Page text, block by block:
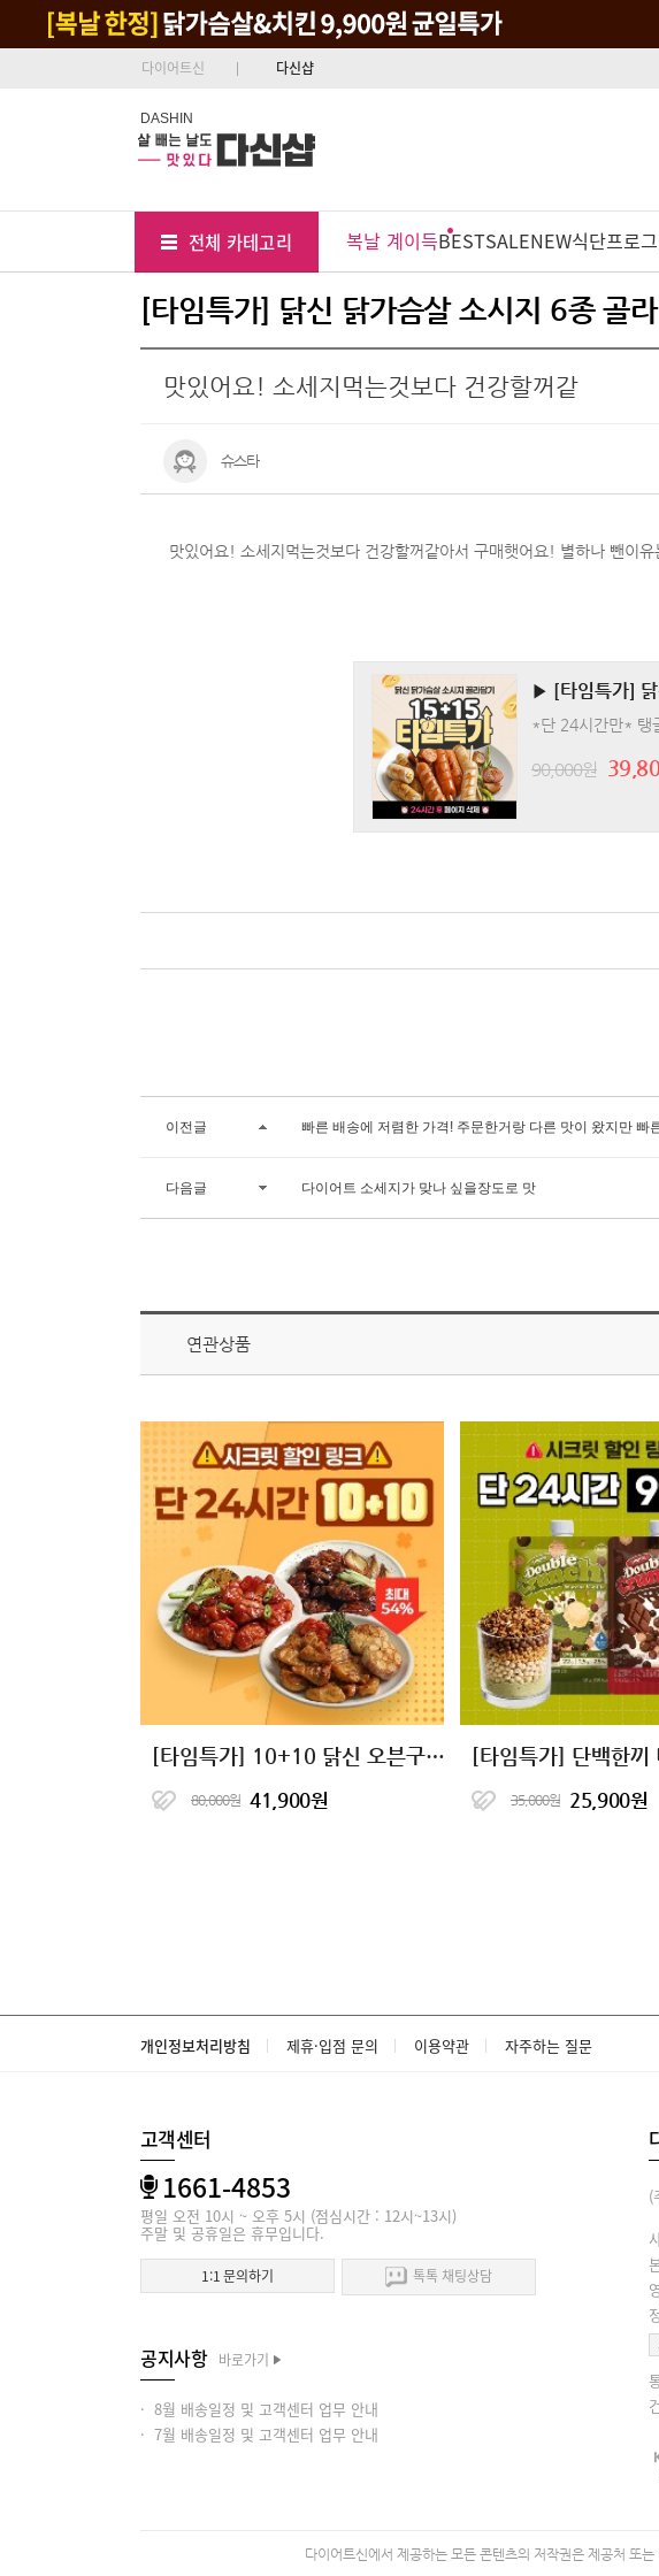
다이어트신 다신샵
DASHIN
전체 카테고리 복날 계이득BESTSALENEW식단프로
[타임특가] 닭신 닭가슴살 소시지 6종 골
맛있어요! 소세지먹는것보다 건강할꺼같
슈스타
맛있어요! 소세지먹는것보다 건강할꺼같아서 구매햇어요! 별하나 뺀이
▶ [타임특가]
*단 24시간만* 탱
90,000원
이전글 빠른 배송에 저렴한 가격! 주문한거랑 다른 맛이 왔지만 빠
다음글 다이어트 소세지가 맞나 싶을장도로 맛
연관상품
[타임특가] 10+10 닭신 오븐구이 닭안심살&닭가슴살 16종 골라담기
80,000원 41,900원 35,000원 25,900원
개인정보처리방침 제휴·입점 문의 이용약관 자주하는 질문
고객센터
1661-4853
평일 오전 10시 ~ 오후 5시 (점심시간 : 12시~13시)
주말 및 공휴일은 휴무입니다.
1:1 문의하기 톡톡 채팅상담
공지사항 바로가기
· 8월 배송일정 및 고객센터 업무 안내
· 7월 배송일정 및 고객센터 업무 안내
(
다이어트신에서 제공하는 모든 콘텐츠의 저작권은 제공처 또